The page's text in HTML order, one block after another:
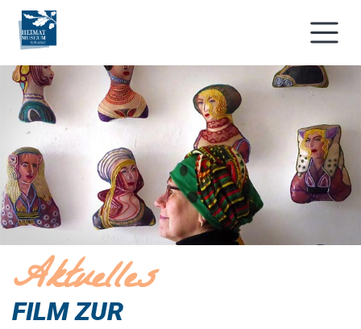
Aktuelles
FILM ZUR